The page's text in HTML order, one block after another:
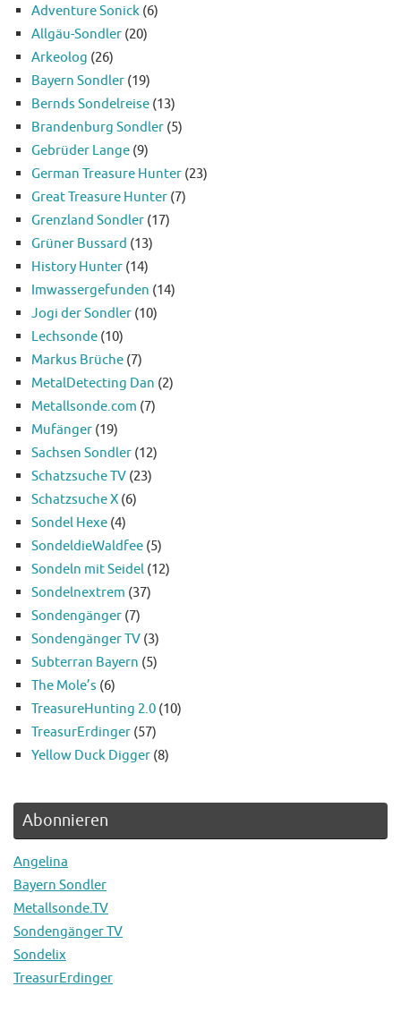
Adventure Sonick (6)
Allgäu-Sondler (20)
Arkeolog (26)
Bayern Sondler (19)
Bernds Sondelreise (13)
Brandenburg Sondler (5)
Gebrüder Lange (9)
German Treasure Hunter (23)
Great Treasure Hunter (7)
Grenzland Sondler (17)
Grüner Bussard (13)
History Hunter (14)
Imwassergefunden (14)
Jogi der Sondler (10)
Lechsonde (10)
Markus Brüche (7)
MetalDetecting Dan (2)
Metallsonde.com (7)
Mufänger (19)
Sachsen Sondler (12)
Schatzsuche TV (23)
Schatzsuche X (6)
Sondel Hexe (4)
SondeldieWaldfee (5)
Sondeln mit Seidel (12)
Sondelnextrem (37)
Sondengänger (7)
Sondengänger TV (3)
Subterran Bayern (5)
The Mole’s (6)
TreasureHunting 2.0 (10)
TreasurErdinger (57)
Yellow Duck Digger (8)
Abonnieren
Angelina
Bayern Sondler
Metallsonde.TV
Sondengänger TV
Sondelix
TreasurErdinger